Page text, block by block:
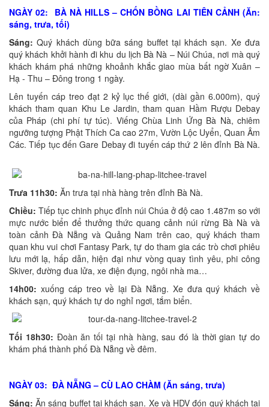
NGÀY 02: BÀ NÀ HILLS – CHỐN BỒNG LAI TIÊN CẢNH (Ăn:
sáng, trưa, tối)
Sáng:Quý khách dùng bữa sáng buffet tại khách sạn. Xe đưa
quý khách khởi hành đi khu du lịch Bà Nà – Núi Chúa, nơi mà quý
khách khám phá những khoảnh khắc giao mùa bất ngờ Xuân –
Hạ - Thu – Đông trong 1 ngày.
Lên tuyến cáp treo đạt 2 kỷ lục thế giới, (dài gần 6.000m), quý
khách tham quan Khu Le Jardin, tham quan Hầm Rượu Debay
của Pháp (chi phí tự túc). Viếng Chùa Linh Ứng Bà Nà, chiêm
ngưỡng tượng Phật Thích Ca cao 27m, Vườn Lộc Uyển, Quan Âm
Các. Tiếp tục đến Gare Debay đi tuyến cáp thứ 2 lên đỉnh Bà Nà.
Trưa 11h30: Ăn trưa tại nhà hàng trên đỉnh Bà Nà.
Chiều: Tiếp tục chinh phục đỉnh núi Chúa ở độ cao 1.487m so với
mực nước biển để thưởng thức quang cảnh núi rừng Bà Nà và
toàn cảnh Đà Nẵng và Quảng Nam trên cao, quý khách tham
quan khu vui chơi Fantasy Park, tự do tham gia các trò chơi phiêu
lưu mới lạ, hấp dẫn, hiện đại như vòng quay tình yêu, phi công
Skiver, đường đua lửa, xe điện đụng, ngôi nhà ma…
14h00: xuống cáp treo về lại Đà Nẵng. Xe đưa quý khách về
khách sạn, quý khách tự do nghỉ ngơi, tắm biển.
Tối 18h30: Đoàn ăn tối tại nhà hàng, sau đó là thời gian tự do
khám phá thành phố Đà Nẵng về đêm.
NGÀY 03: ĐÀ NẴNG – CÙ LAO CHÀM (Ăn sáng, trưa)
Sáng: Ăn sáng buffet tại khách sạn. Xe và HDV đón quý khách tại